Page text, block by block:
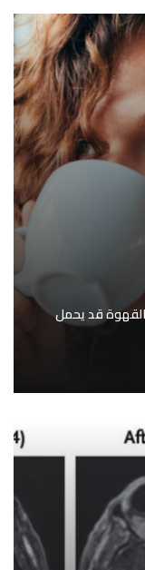
القهوة قد يحمل